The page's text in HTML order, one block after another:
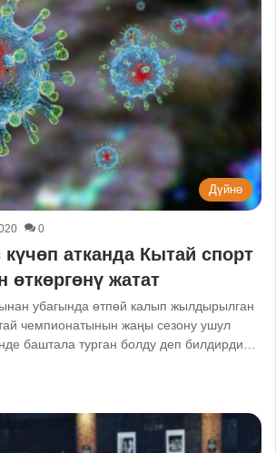
Дүйнө
0
атканда Кытай спорт
өткөргөнү жатат
убагында өтпөй калып жылдырылган
чемпионатынын жаңы сезону ушул
баштала турган болду деп билдирди…